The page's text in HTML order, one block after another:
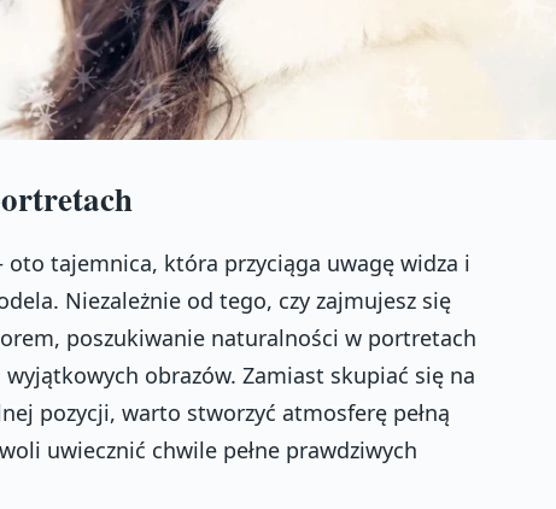
tajemnica, która przyciąga uwagę widza i
Niezależnie od tego, czy zajmujesz się
poszukiwanie naturalności w portretach
obrazów. Zamiast skupiać się na
pozycji, warto stworzyć atmosferę pełną
uwiecznić chwile pełne prawdziwych